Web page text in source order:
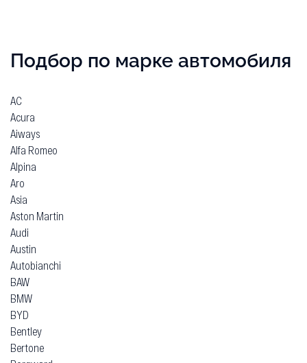
Подбор по марке автомобиля
AC
Acura
Aiways
Alfa Romeo
Alpina
Aro
Asia
Aston Martin
Audi
Austin
Autobianchi
BAW
BMW
BYD
Bentley
Bertone